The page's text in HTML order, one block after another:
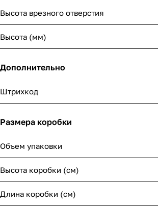
Высота врезного отверстия
Высота (мм)
Дополнительно
Штрихкод
Размера коробки
Объем упаковки
Высота коробки (см)
Длина коробки (см)